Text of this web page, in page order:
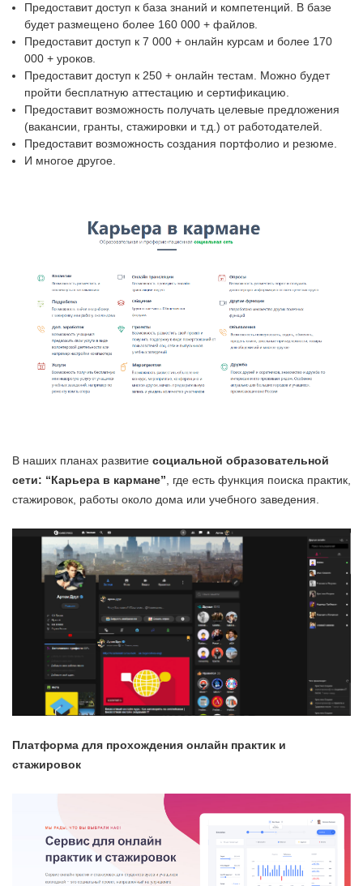
Предоставит доступ к база знаний и компетенций. В базе
будет размещено более 160 000 + файлов.
Предоставит доступ к 7 000 + онлайн курсам и более 170
000 + уроков.
Предоставит доступ к 250 + онлайн тестам. Можно будет
пройти бесплатную аттестацию и сертификацию.
Предоставит возможность получать целевые предложения
(вакансии, гранты, стажировки и т.д.) от работодателей.
Предоставит возможность создания портфолио и резюме.
И многое другое.
В наших планах развитие социальной образовательной
сети: “Карьера в кармане” , где есть функция поиска практик,
стажировок, работы около дома или учебного заведения.
Платформа для прохождения онлайн практик и
стажировок